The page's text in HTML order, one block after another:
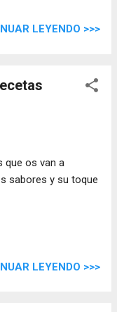
LEYENDO >>>
que os van a
sabores y su toque
LEYENDO >>>